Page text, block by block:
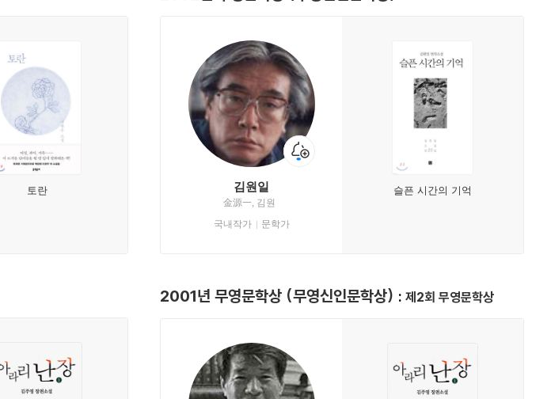
토란 김원일
金源一, 김원
국내작가
문학가
슬픈 시간의 기억
2001년 무영문학상 (무영신인문학상) 제2회 무영문학상